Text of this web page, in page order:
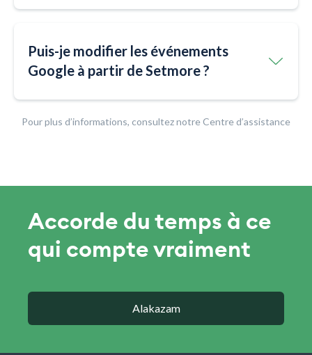
Puis-je modifier les événements
Google à partir de Setmore ?
Pour plus d’informations, consultez notre Centre d’assistance
Accorde du temps à ce
qui compte vraiment
Alakazam